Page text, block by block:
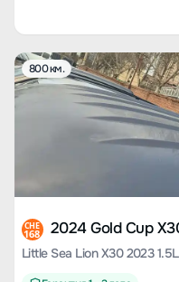
800 км.
CHE
168 2024 Gold Cup